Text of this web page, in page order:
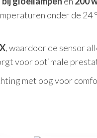
onder de 24
, waardoor de sensor
voor optimale
met oog voor